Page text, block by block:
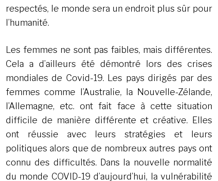
respectés, le monde sera un endroit plus sûr pour
l’humanité.
Les femmes ne sont pas faibles, mais différentes.
Cela a d’ailleurs été démontré lors des crises
mondiales de Covid-19. Les pays dirigés par des
femmes comme l’Australie, la Nouvelle-Zélande,
l’Allemagne, etc. ont fait face à cette situation
difficile de manière différente et créative. Elles
ont réussie avec leurs stratégies et leurs
politiques alors que de nombreux autres pays ont
connu des difficultés. Dans la nouvelle normalité
du monde COVID-19 d’aujourd’hui, la vulnérabilité